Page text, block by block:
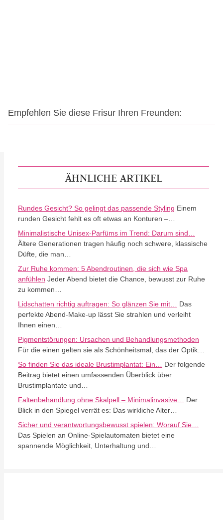
Empfehlen Sie diese Frisur Ihren Freunden:
ÄHNLICHE ARTIKEL
Rundes Gesicht? So gelingt das passende Styling Einem
runden Gesicht fehlt es oft etwas an Konturen –…
Minimalistische Unisex-Parfüms im Trend: Darum sind…
Ältere Generationen tragen häufig noch schwere, klassische
Düfte, die man…
Zur Ruhe kommen: 5 Abendroutinen, die sich wie Spa
anfühlen Jeder Abend bietet die Chance, bewusst zur Ruhe
zu kommen…
Lidschatten richtig auftragen: So glänzen Sie mit…
Das
perfekte Abend-Make-up lässt Sie strahlen und verleiht
Ihnen einen…
Pigmentstörungen: Ursachen und Behandlungsmethoden
Für die einen gelten sie als Schönheitsmal, das der Optik…
So finden Sie das ideale Brustimplantat: Ein…
Der folgende
Beitrag bietet einen umfassenden Überblick über
Brustimplantate und…
Faltenbehandlung ohne Skalpell – Minimalinvasive…
Der
Blick in den Spiegel verrät es: Das wirkliche Alter…
Sicher und verantwortungsbewusst spielen: Worauf Sie…
Das Spielen an Online-Spielautomaten bietet eine
spannende Möglichkeit, Unterhaltung und…